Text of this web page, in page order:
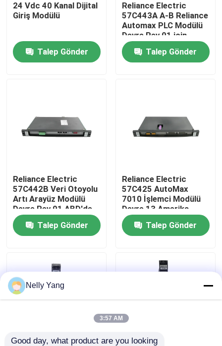
Evde
Hakkımızda
Kalite Kontrolü
Bizimle İletişim
Bir İndirim İste
Bently Nevada Parçaları
24 Vdc 40 Kanal Dijital
Giriş Modülü
Talep Gönder
Reliance Electric
57C443A A-B Reliance
Automax PLC Modülü
Devre Rev 01 için
Uzaktan Giriş / Çıkış
TarayıcısıTalep Gönder
Reliance Electric
57C442B Veri Otoyolu
Artı Arayüz Modülü
Devre Rev 01 ABD'de
Yapılmış
Talep Gönder
Reliance Electric
57C425 AutoMax
7010 İşlemci Modülü
Devre 13 Amerika
Birleşik Devletleri'nde
yapıldı Gönderilemeye
hazır
Talep Gönder
Nelly Yang
3:57 AM
Good day, what product are you looking